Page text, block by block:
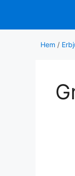
innehåll
Hem /